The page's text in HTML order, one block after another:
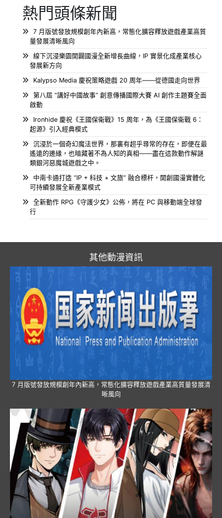
熱門頭條新聞
7 月版號發放規模創年內新高，常態化擴容釋放遊戲產業高質
量發展清晰風向
線下沉浸樂園開闢國漫全新增長曲線，IP 實景化成產業核心
發展新方向
Kalypso Media 慶祝策略遊戲 20 周年——從德國走向世界
第八屆 “講好中國故事” 創意傳播國際大賽 AI 創作主題賽全面
啟動
Ironhide 慶祝《王國保衛戰》15 周年，為《王國保衛戰 6：
起源》引入經典模式
沉浸於一個奇幻魔法世界，那裏有超乎尋常的存在，即便在最
遙遠的邊緣，也暗藏著不為人知的真相——盡在這款動作解謎
類銀河惡魔城遊戲之中。
中南卡通打造 “IP + 科技 + 文旅” 融合標杆，開創國漫實體化
可持續發展全新產業模式
全新動作 RPG《守護少女》公佈，將在 PC 與移動端全球發
行
其他動漫資訊
7 月版號發放規模創年內新高，常態化擴容釋放遊戲產業高質量發展清
晰風向